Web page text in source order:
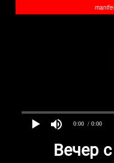
0:00 / 0:00
Вечер